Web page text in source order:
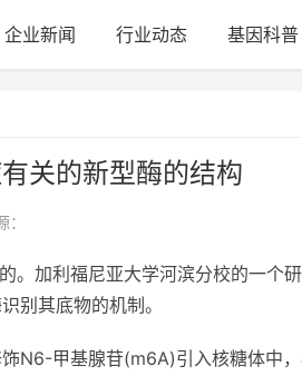
企业新闻 行业动态 基因科普
关的新型酶的结构
：
。加利福尼亚大学河滨分校的一个
别其底物的机制。
N6-甲基腺苷(m6A)引入核糖体中